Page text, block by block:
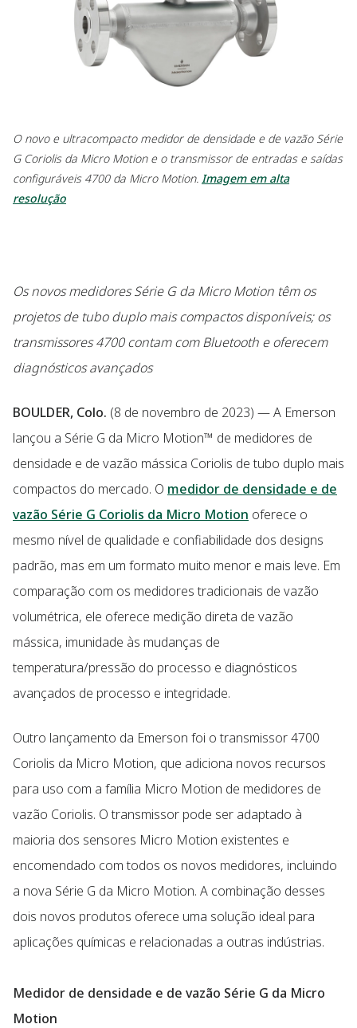
O novo e ultracompacto medidor de densidade e de vazão Série
G Coriolis da Micro Motion e o transmissor de entradas e saídas
configuráveis 4700 da Micro Motion. Imagem em alta
resolução
Os novos medidores Série G da Micro Motion têm os
projetos de tubo duplo mais compactos disponíveis; os
transmissores 4700 contam com Bluetooth e oferecem
diagnósticos avançados
BOULDER, Colo. (8 de novembro de 2023) — A Emerson
lançou a Série G da Micro Motion™ de medidores de
densidade e de vazão mássica Coriolis de tubo duplo mais
compactos do mercado. O medidor de densidade e de
vazão Série G Coriolis da Micro Motion oferece o
mesmo nível de qualidade e confiabilidade dos designs
padrão, mas em um formato muito menor e mais leve. Em
comparação com os medidores tradicionais de vazão
volumétrica, ele oferece medição direta de vazão
mássica, imunidade às mudanças de
temperatura/pressão do processo e diagnósticos
avançados de processo e integridade.
Outro lançamento da Emerson foi o transmissor 4700
Coriolis da Micro Motion, que adiciona novos recursos
para uso com a família Micro Motion de medidores de
vazão Coriolis. O transmissor pode ser adaptado à
maioria dos sensores Micro Motion existentes e
encomendado com todos os novos medidores, incluindo
a nova Série G da Micro Motion. A combinação desses
dois novos produtos oferece uma solução ideal para
aplicações químicas e relacionadas a outras indústrias.
Medidor de densidade e de vazão Série G da Micro
Motion